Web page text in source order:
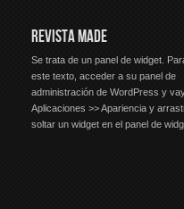
REVISTA MADE
Se trata de un panel de widget.
este texto, acceder a su panel de
administración de WordPress y
Aplicaciones >> Apariencia y
soltar un widget en el panel de